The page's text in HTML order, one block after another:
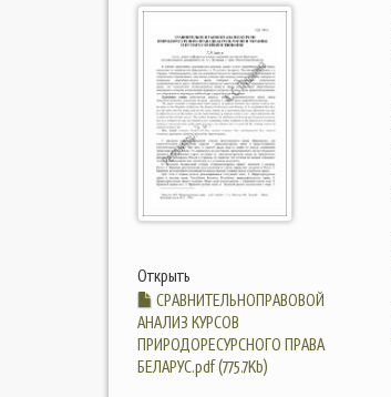
Открыть
СРАВНИТЕЛЬНОПРАВОВОЙ
АНАЛИЗ КУРСОВ
ПРИРОДОРЕСУРСНОГО ПРАВА
БЕЛАРУС.pdf (775.7Kb)